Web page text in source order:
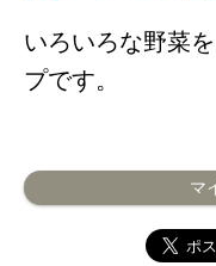
いろいろな野菜
プです。
マ